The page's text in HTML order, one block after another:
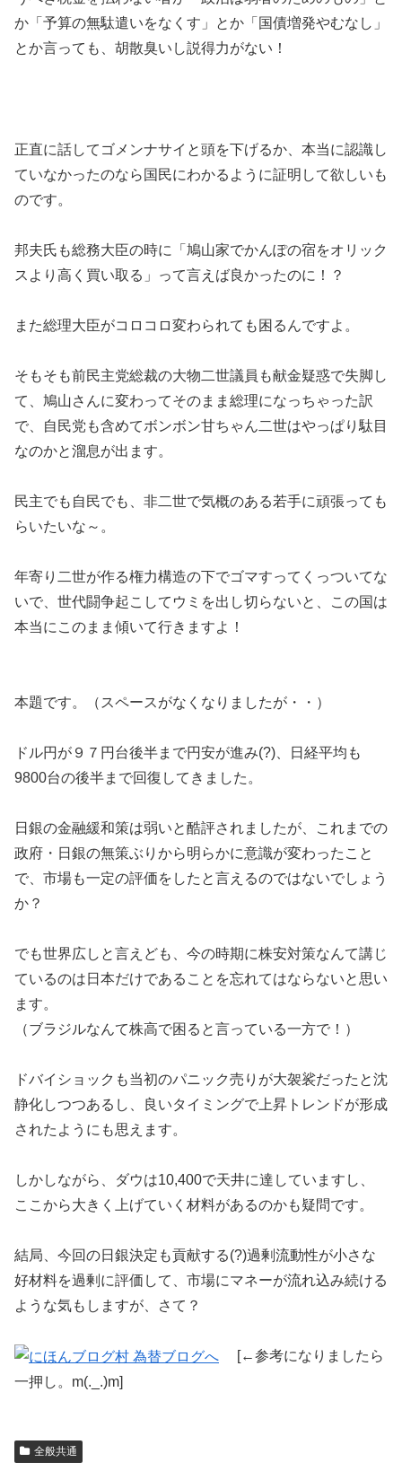
か「予算の無駄遣いをなくす」とか「国債増発やむなし」
とか言っても、胡散臭いし説得力がない！
正直に話してゴメンナサイと頭を下げるか、本当に認識し
ていなかったのなら国民にわかるように証明して欲しいも
のです。
邦夫氏も総務大臣の時に「鳩山家でかんぽの宿をオリック
スより高く買い取る」って言えば良かったのに！？
また総理大臣がコロコロ変わられても困るんですよ。
そもそも前民主党総裁の大物二世議員も献金疑惑で失脚し
て、鳩山さんに変わってそのまま総理になっちゃった訳
で、自民党も含めてボンボン甘ちゃん二世はやっぱり駄目
なのかと溜息が出ます。
民主でも自民でも、非二世で気概のある若手に頑張っても
らいたいな～。
年寄り二世が作る権力構造の下でゴマすってくっついてな
いで、世代闘争起こしてウミを出し切らないと、この国は
本当にこのまま傾いて行きますよ！
本題です。（スペースがなくなりましたが・・）
ドル円が９７円台後半まで円安が進み(?)、日経平均も
9800台の後半まで回復してきました。
日銀の金融緩和策は弱いと酷評されましたが、これまでの
政府・日銀の無策ぶりから明らかに意識が変わったこと
で、市場も一定の評価をしたと言えるのではないでしょう
か？
でも世界広しと言えども、今の時期に株安対策なんて講じ
ているのは日本だけであることを忘れてはならないと思い
ます。
（ブラジルなんて株高で困ると言っている一方で！）
ドバイショックも当初のパニック売りが大袈裟だったと沈
静化しつつあるし、良いタイミングで上昇トレンドが形成
されたようにも思えます。
しかしながら、ダウは10,400で天井に達していますし、
ここから大きく上げていく材料があるのかも疑問です。
結局、今回の日銀決定も貢献する(?)過剰流動性が小さな
好材料を過剰に評価して、市場にマネーが流れ込み続ける
ような気もしますが、さて？
[←参考になりましたら
一押し。m(._.)m]
全般共通